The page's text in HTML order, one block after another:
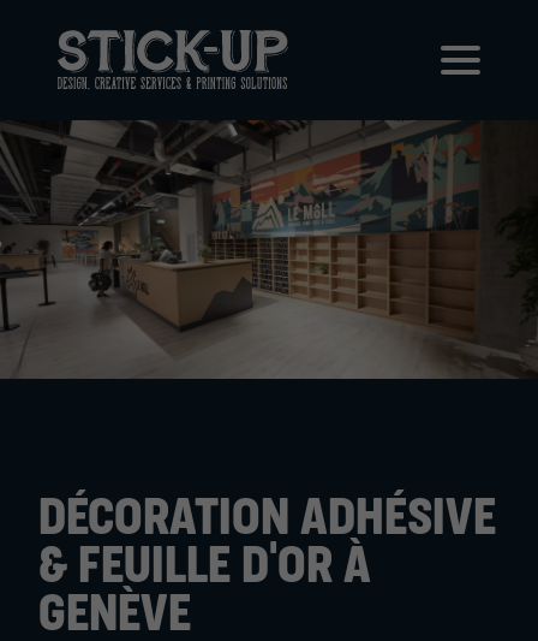
DÉCORATION ADHÉSIVE
& FEUILLE D'OR À
GENÈVE